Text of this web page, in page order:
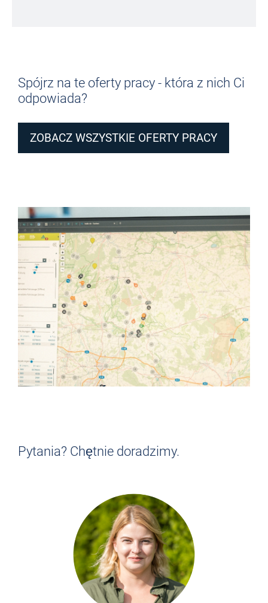
Spójrz na te oferty pracy - która z nich Ci
odpowiada?
ZOBACZ WSZYSTKIE OFERTY PRACY
Pytania? Chętnie doradzimy.